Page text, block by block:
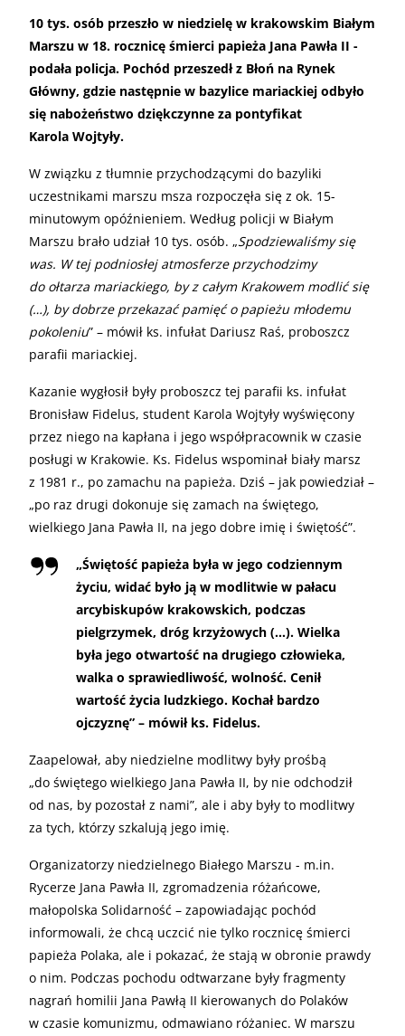
10 tys. osób przeszło w niedzielę w krakowskim Białym
Marszu w 18. rocznicę śmierci papieża Jana Pawła II -
podała policja. Pochód przeszedł z Błoń na Rynek
Główny, gdzie następnie w bazylice mariackiej odbyło
się nabożeństwo dziękczynne za pontyfikat
Karola Wojtyły.
W związku z tłumnie przychodzącymi do bazyliki
uczestnikami marszu msza rozpoczęła się z ok. 15-
minutowym opóźnieniem. Według policji w Białym
Marszu brało udział 10 tys. osób. „Spodziewaliśmy się
was. W tej podniosłej atmosferze przychodzimy
do ołtarza mariackiego, by z całym Krakowem modlić się
(…), by dobrze przekazać pamięć o papieżu młodemu
pokoleniu” – mówił ks. infułat Dariusz Raś, proboszcz
parafii mariackiej.
Kazanie wygłosił były proboszcz tej parafii ks. infułat
Bronisław Fidelus, student Karola Wojtyły wyświęcony
przez niego na kapłana i jego współpracownik w czasie
posługi w Krakowie. Ks. Fidelus wspominał biały marsz
z 1981 r., po zamachu na papieża. Dziś – jak powiedział –
„po raz drugi dokonuje się zamach na świętego,
wielkiego Jana Pawła II, na jego dobre imię i świętość”.
„Świętość papieża była w jego codziennym
życiu, widać było ją w modlitwie w pałacu
arcybiskupów krakowskich, podczas
pielgrzymek, dróg krzyżowych (…). Wielka
była jego otwartość na drugiego człowieka,
walka o sprawiedliwość, wolność. Cenił
wartość życia ludzkiego. Kochał bardzo
ojczyznę” – mówił ks. Fidelus.
Zaapelował, aby niedzielne modlitwy były prośbą
„do świętego wielkiego Jana Pawła II, by nie odchodził
od nas, by pozostał z nami”, ale i aby były to modlitwy
za tych, którzy szkalują jego imię.
Organizatorzy niedzielnego Białego Marszu - m.in.
Rycerze Jana Pawła II, zgromadzenia różańcowe,
małopolska Solidarność – zapowiadając pochód
informowali, że chcą uczcić nie tylko rocznicę śmierci
papieża Polaka, ale i pokazać, że stają w obronie prawdy
o nim. Podczas pochodu odtwarzane były fragmenty
nagrań homilii Jana Pawłą II kierowanych do Polaków
w czasie komunizmu, odmawiano różaniec. W marszu